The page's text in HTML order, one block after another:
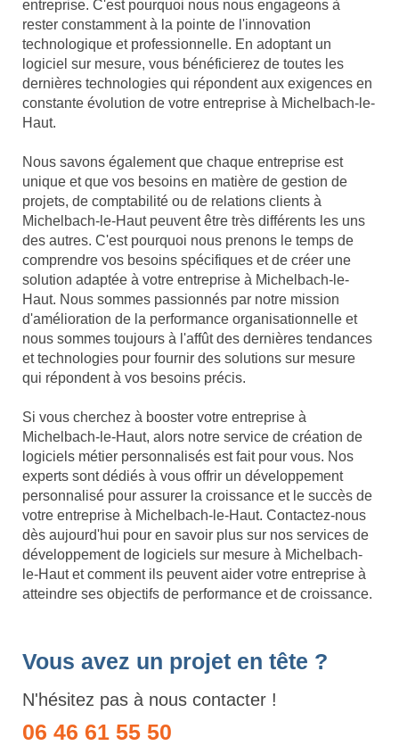
entreprise. C'est pourquoi nous nous engageons à
rester constamment à la pointe de l'innovation
technologique et professionnelle. En adoptant un
logiciel sur mesure, vous bénéficierez de toutes les
dernières technologies qui répondent aux exigences en
constante évolution de votre entreprise à Michelbach-le-
Haut.
Nous savons également que chaque entreprise est
unique et que vos besoins en matière de gestion de
projets, de comptabilité ou de relations clients à
Michelbach-le-Haut peuvent être très différents les uns
des autres. C'est pourquoi nous prenons le temps de
comprendre vos besoins spécifiques et de créer une
solution adaptée à votre entreprise à Michelbach-le-
Haut. Nous sommes passionnés par notre mission
d'amélioration de la performance organisationnelle et
nous sommes toujours à l'affût des dernières tendances
et technologies pour fournir des solutions sur mesure
qui répondent à vos besoins précis.
Si vous cherchez à booster votre entreprise à
Michelbach-le-Haut, alors notre service de création de
logiciels métier personnalisés est fait pour vous. Nos
experts sont dédiés à vous offrir un développement
personnalisé pour assurer la croissance et le succès de
votre entreprise à Michelbach-le-Haut. Contactez-nous
dès aujourd'hui pour en savoir plus sur nos services de
développement de logiciels sur mesure à Michelbach-
le-Haut et comment ils peuvent aider votre entreprise à
atteindre ses objectifs de performance et de croissance.
Vous avez un projet en tête ?
N'hésitez pas à nous contacter !
06 46 61 55 50